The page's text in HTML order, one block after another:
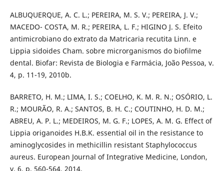
ALBUQUERQUE, A. C. L.; PEREIRA, M. S. V.; PEREIRA, J. V.;
MACEDO- COSTA, M. R.; PEREIRA, L. F.; HIGINO J. S. Efeito
antimicrobiano do extrato da Matricaria recutita Linn. e
Lippia sidoides Cham. sobre microrganismos do biofilme
dental. Biofar: Revista de Biologia e Farmácia, João Pessoa, v.
4, p. 11-19, 2010b.
BARRETO, H. M.; LIMA, I. S.; COELHO, K. M. R. N.; OSÓRIO, L.
R.; MOURÃO, R. A.; SANTOS, B. H. C.; COUTINHO, H. D. M.;
ABREU, A. P. L.; MEDEIROS, M. G. F.; LOPES, A. M. G. Effect of
Lippia origanoides H.B.K. essential oil in the resistance to
aminoglycosides in methicillin resistant Staphylococcus
aureus. European Journal of Integrative Medicine, London,
v. 6, p. 560-564, 2014.